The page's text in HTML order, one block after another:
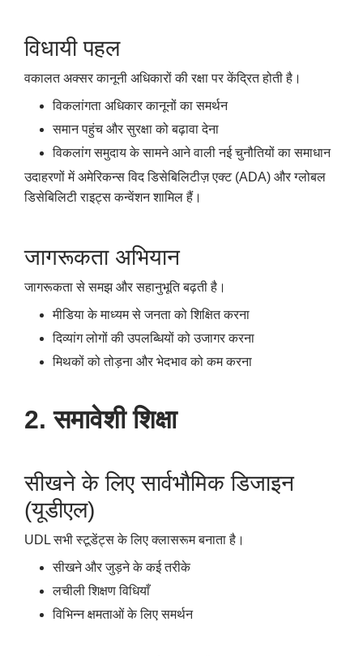
विधायी पहल
वकालत अक्सर कानूनी अधिकारों की रक्षा पर केंद्रित होती है।
विकलांगता अधिकार कानूनों का समर्थन
समान पहुंच और सुरक्षा को बढ़ावा देना
विकलांग समुदाय के सामने आने वाली नई चुनौतियों का समाधान
उदाहरणों में अमेरिकन्स विद डिसेबिलिटीज़ एक्ट (ADA) और ग्लोबल
डिसेबिलिटी राइट्स कन्वेंशन शामिल हैं।
जागरूकता अभियान
जागरूकता से समझ और सहानुभूति बढ़ती है।
मीडिया के माध्यम से जनता को शिक्षित करना
दिव्यांग लोगों की उपलब्धियों को उजागर करना
मिथकों को तोड़ना और भेदभाव को कम करना
2. समावेशी शिक्षा
सीखने के लिए सार्वभौमिक डिजाइन
(यूडीएल)
UDL सभी स्टूडेंट्स के लिए क्लासरूम बनाता है।
सीखने और जुड़ने के कई तरीके
लचीली शिक्षण विधियाँ
विभिन्न क्षमताओं के लिए समर्थन